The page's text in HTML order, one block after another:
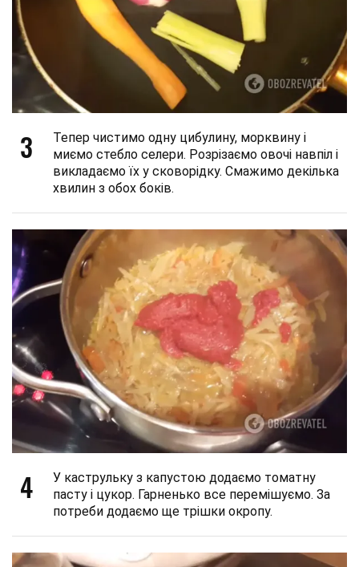
3
Тепер чистимо одну цибулину, морквину і
миємо стебло селери. Розрізаємо овочі навпіл і
викладаємо їх у сковорідку. Смажимо декілька
хвилин з обох боків.
4
У каструльку з капустою додаємо томатну
пасту і цукор. Гарненько все перемішуємо. За
потреби додаємо ще трішки окропу.